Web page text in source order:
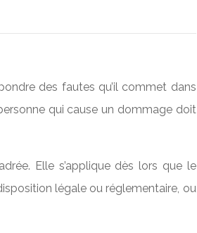
des fautes qu’il commet dans
qui cause un dommage doit
Elle s’applique dès lors que le
légale ou réglementaire, ou